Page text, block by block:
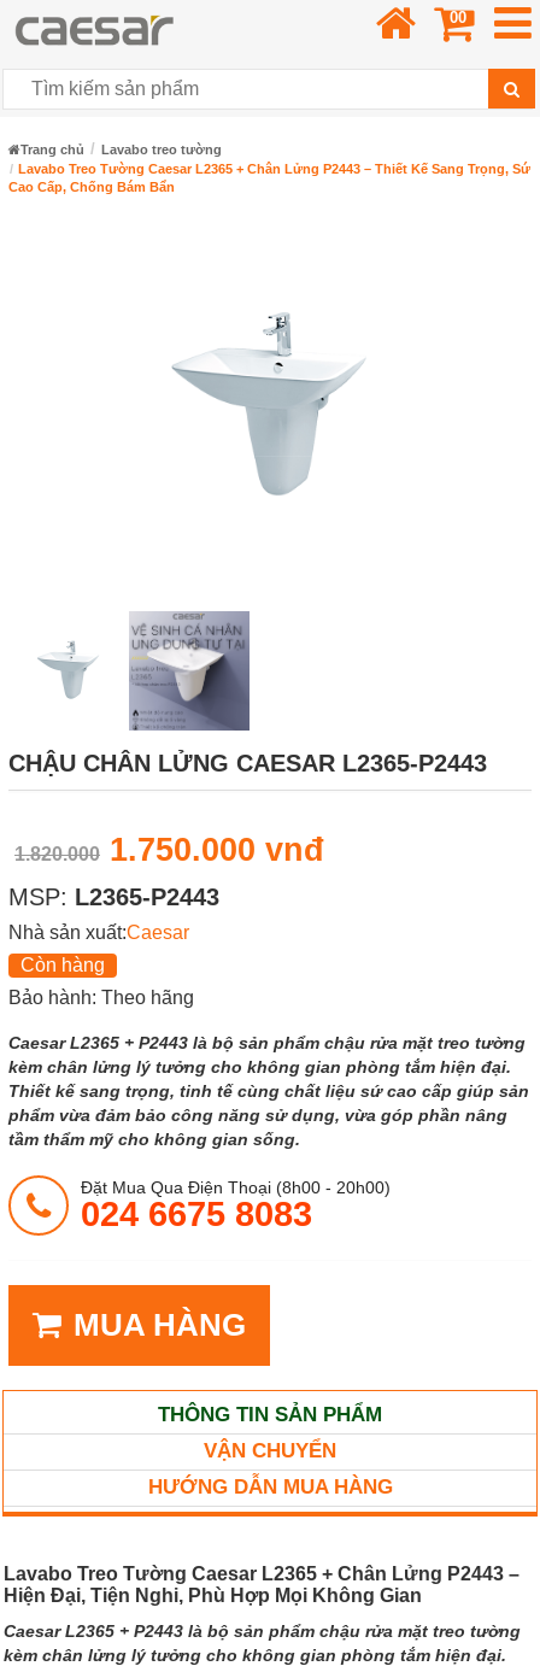
00
Trang chủ
Lavabo treo tường
Lavabo Treo Tường Caesar L2365 + Chân Lửng P2443 – Thiết Kế Sang Trọng, Sứ
Cao Cấp, Chống Bám Bẩn
CHẬU CHÂN LỬNG CAESAR L2365-P2443
1.820.000 1.750.000 vnđ
MSP: L2365-P2443
Nhà sản xuất:Caesar
Còn hàng
Bảo hành: Theo hãng
Caesar L2365 + P2443 là bộ sản phẩm chậu rửa mặt treo tường
kèm chân lửng lý tưởng cho không gian phòng tắm hiện đại.
Thiết kế sang trọng, tinh tế cùng chất liệu sứ cao cấp giúp sản
phẩm vừa đảm bảo công năng sử dụng, vừa góp phần nâng
tầm thẩm mỹ cho không gian sống.
Đặt Mua Qua Điện Thoại (8h00 - 20h00)
024 6675 8083
MUA HÀNG
THÔNG TIN SẢN PHẨM
VẬN CHUYỂN
HƯỚNG DẪN MUA HÀNG
Lavabo Treo Tường Caesar L2365 + Chân Lửng P2443 –
Hiện Đại, Tiện Nghi, Phù Hợp Mọi Không Gian
Caesar L2365 + P2443 là bộ sản phẩm chậu rửa mặt treo tường
kèm chân lửng lý tưởng cho không gian phòng tắm hiện đại.